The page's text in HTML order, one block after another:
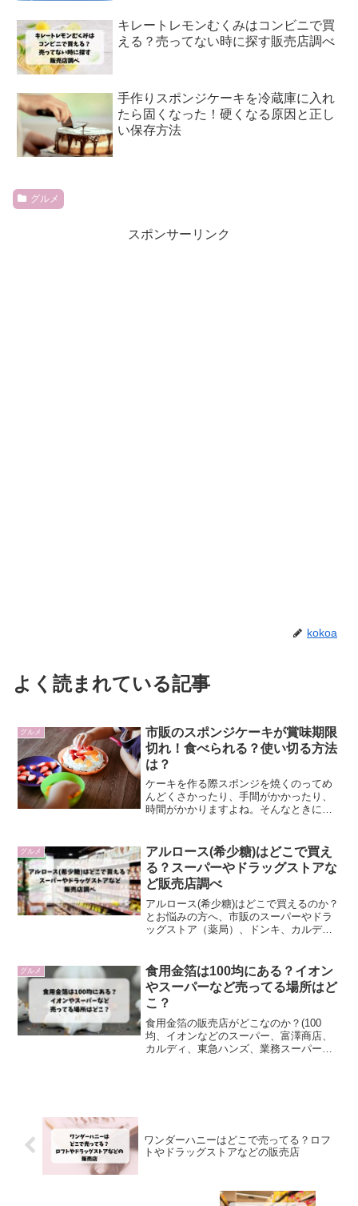
キレートレモンむくみはコンビニで買
える？売ってない時に探す販売店調べ
手作りスポンジケーキを冷蔵庫に入れ
たら固くなった！硬くなる原因と正し
い保存方法
グルメ
スポンサーリンク
kokoa
よく読まれている記事
グルメ
市販のスポンジケーキが賞味期限
切れ！食べられる？使い切る方法
は？
ケーキを作る際スポンジを焼くのってめ
んどくさかったり、手間がかかったり、
時間がかかりますよね。そんなときに大
んなで食べれる大きいサイズのものか
ら、カップルで食べれる小さい...
グルメ
アルロース(希少糖)はどこで買え
る？スーパーやドラッグストアな
ど販売店調べ
アルロース(希少糖)はどこで買えるのか？
とお悩みの方へ、市販のスーパーやドラ
ッグストア（薬局）、ドンキ、カルデ
グルメ
食用金箔は100均にある？イオン
やスーパーなど売ってる場所はど
こ？
食用金箔の販売店がどこなのか？(100
均、イオンなどのスーパー、富澤商店、
カルディ、東急ハンズ、業務スーパー）
ワンダーハニーはどこで売ってる？ロフ
トやドラッグストアなどの販売店